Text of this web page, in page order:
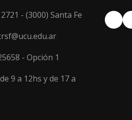
- (3000) Santa Fe
- Opción 1
9 a 12hs y de 17 a